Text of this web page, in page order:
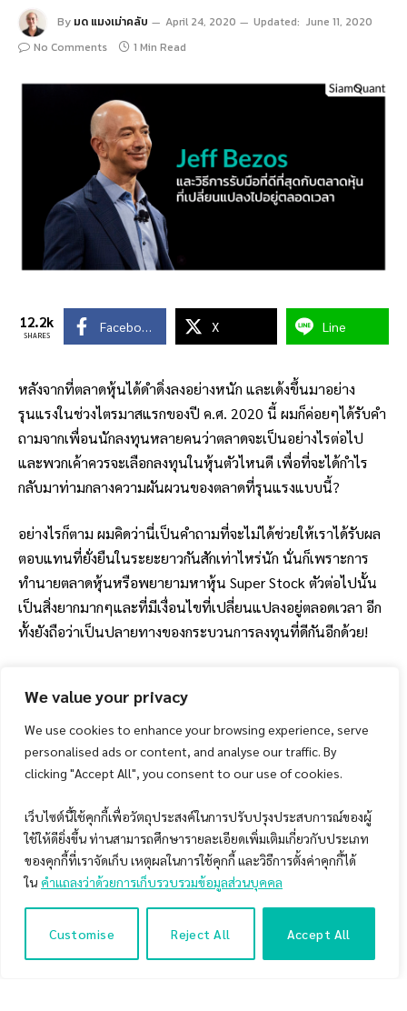
We value your privacy
We use cookies to enhance your browsing experience, serve
personalised ads or content, and analyse our traffic. By
clicking "Accept All", you consent to our use of cookies.
เว็บไซต์นี้ใช้คุกกี้เพื่อวัตถุประสงค์ในการปรับปรุงประสบการณ์ของผู้
ใช้ให้ดียิ่งขึ้น ท่านสามารถศึกษารายละเอียดเพิ่มเติมเกี่ยวกับประเภท
ของคุกกี้ที่เราจัดเก็บ เหตุผลในการใช้คุกกี้ และวิธีการตั้งค่าคุกกี้ได้
ใน คำแถลงว่าด้วยการเก็บรวบรวมข้อมูลส่วนบุคคล
Customise Reject All Accept All
By มด แมงเม่าคลับ April 24, 2020 Updated: June 11, 2020
No Comments
1 Min Read
12.2k
SHARES
Facebook X Line
หลังจากที่ตลาดหุ้นได้ดำดิ่งลงอย่างหนัก และเด้งขึ้นมาอย่าง
รุนแรงในช่วงไตรมาสแรกของปี ค.ศ. 2020 นี้ ผมก็ค่อยๆได้รับคำ
ถามจากเพื่อนนักลงทุนหลายคนว่าตลาดจะเป็นอย่างไรต่อไป
และพวกเค้าควรจะเลือกลงทุนในหุ้นตัวไหนดี เพื่อที่จะได้กำไร
กลับมาท่ามกลางความผันผวนของตลาดที่รุนแรงแบบนี้?
อย่างไรก็ตาม ผมคิดว่านี่เป็นคำถามที่จะไม่ได้ช่วยให้เราได้รับผล
ตอบแทนที่ยั่งยืนในระยะยาวกันสักเท่าไหร่นัก นั่นก็เพราะการ
ทำนายตลาดหุ้นหรือพยายามหาหุ้น Super Stock ตัวต่อไปนั้น
เป็นสิ่งยากมากๆและที่มีเงื่อนไขที่เปลี่ยนแปลงอยู่ตลอดเวลา อีก
ทั้งยังถือว่าเป็นปลายทางของกระบวนการลงทุนที่ดีกันอีกด้วย!
การสร้างผลตอบแทนที่ยั่งยืนในระยะยาว อีกทั้งยังจะช่วยให้พวก
เราทุกคนสามารถลงทุนได้อย่างมีความสุขกันมากยิ่งขึ้น ซึ่งนั่นก็
คือ …
Table of Contents
Focus On What Won’t Change – จงพยายามมองหาสิ่งที่น่า
จะไม่เปลี่ยนแปลงไปในตลาดหุ้นกันดีกว่าครับ!
แล้วอะไรคือสิ่งที่จะไม่เปลี่ยนแปลงในโลกการลงทุนกันล่ะ?
Focus On What Won’t Change